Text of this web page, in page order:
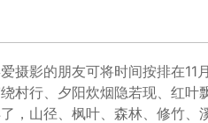
影的朋友可将时间按排在11
村行、夕阳炊烟隐若现、红
，山径、枫叶、森林、修竹